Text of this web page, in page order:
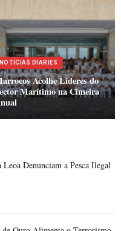
NOTÍCIAS DIARIES
Acolhe Líderes do
Marítimo na Cimeira
Leoa Denunciam a Pesca Ilegal